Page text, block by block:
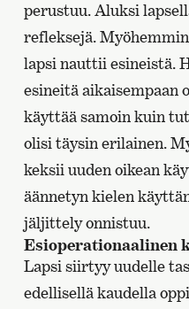
perustuu. Aluksi
refleksejä.
lapsi nauttii esineistä.
esineitä aikaisempaan
käyttää samoin kuin
olisi täysin erilainen.
keksii uuden oikean
äännetyn kielen
jäljittely onnistuu.
Esioperationaalinen
Lapsi siirtyy uudelle
edellisellä kaudella